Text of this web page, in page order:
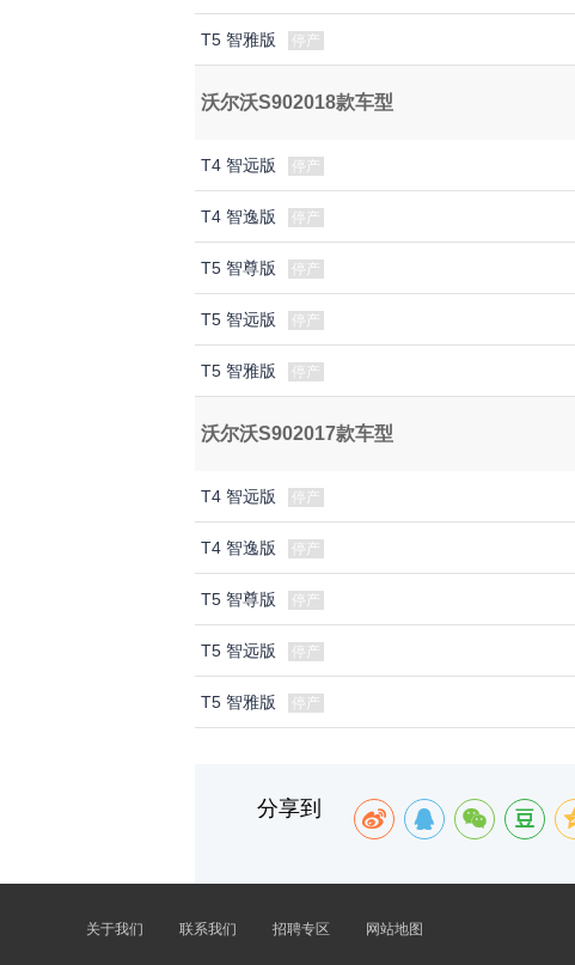
T5 智雅版 停产
沃尔沃S902018款车型
T4 智远版 停产
T4 智逸版 停产
T5 智尊版 停产
T5 智远版 停产
T5 智雅版 停产
沃尔沃S902017款车型
T4 智远版 停产
T4 智逸版 停产
T5 智尊版 停产
T5 智远版 停产
T5 智雅版 停产
分享到
关于我们 联系我们 招聘专区 网站地图